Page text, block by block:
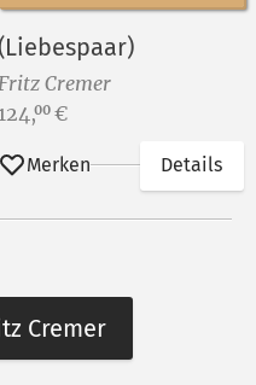
Fritz Cremer
00 €
Merken Details
Cremer